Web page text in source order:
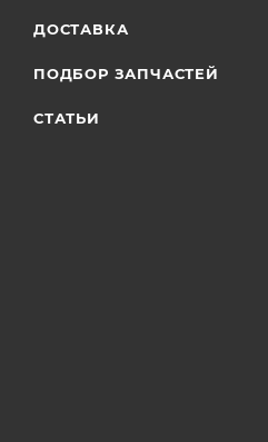
ДОСТАВКА
ПОДБОР ЗАПЧАСТЕЙ
СТАТЬИ